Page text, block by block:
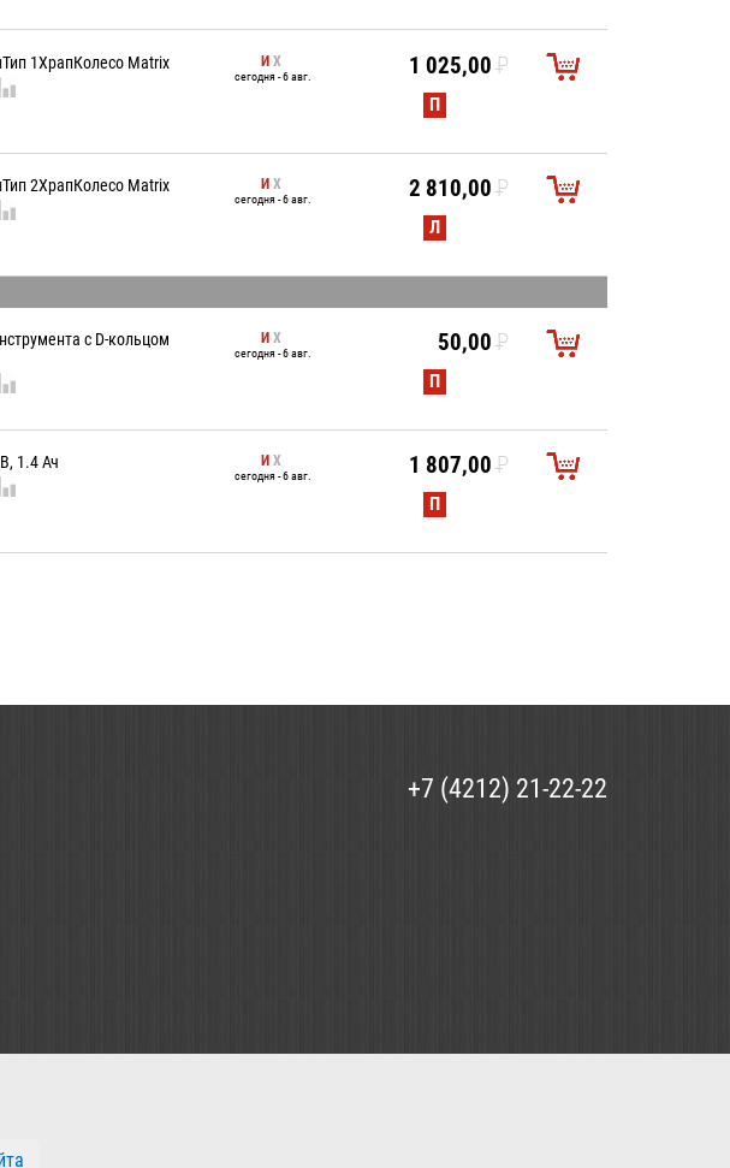
1ХрапКолесо Matrix И Х
сегодня - 6 авг. 1 025,00P
П
2ХрапКолесо Matrix И Х
сегодня - 6 авг. 2 810,00P
Л
с D-кольцом
И Х
сегодня - 6 авг. 50,00P
П
1.4 Ач И Х
сегодня - 6 авг. 1 807,00P
П
+7 (4212) 21-22-22